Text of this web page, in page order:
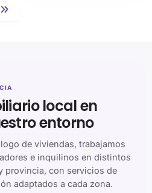
local en
entorno
de viviendas, trabajamos
e inquilinos en distintos
provincia, con servicios de
adaptados a cada zona.